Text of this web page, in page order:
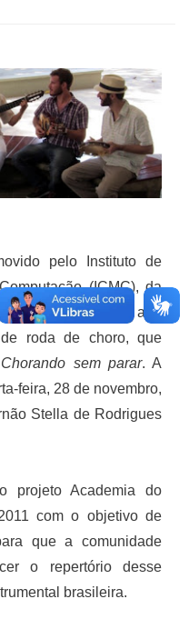
pelo Instituto de
(ICMC), da
última edição do ano
roda de choro, que
Chorando sem parar. A
feira, 28 de novembro,
Stella de Rodrigues
projeto Academia do
com o objetivo de
que a comunidade
o repertório desse
brasileira.